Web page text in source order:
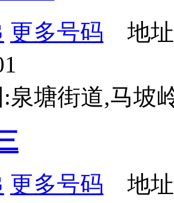
更多号码 地址
泉塘街道,马坡
更多号码 地址